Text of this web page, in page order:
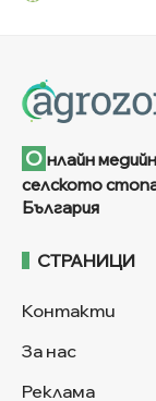
О нлайн
селското
България
СТРАНИЦИ
Контакти
За нас
Реклама